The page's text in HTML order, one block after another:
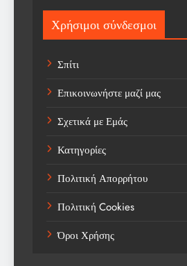
Sport
Sports
Technology
Trending
Weather
Αγορά
Αγορά Εργασίας
Αγροτικά Νέα
Αεροπορία
Χρήσιμοι σύνδεσμοι
Σπίτι
Επικοινωνήστε μαζί μας
Σχετικά με Εμάς
Κατηγορίες
Πολιτική Απορρήτου
Πολιτική Cookies
Όροι Χρήσης